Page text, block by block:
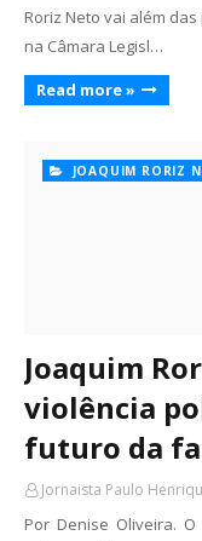
Roriz Neto vai além
na Câmara Legisl…
Read more »
JOAQUIM RORIZ
Joaquim
violência
futuro da
Jornaista Paulo
Por Denise Oliveira.